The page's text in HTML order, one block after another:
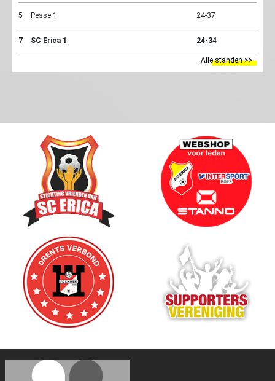
5 Pesse 1 24-37
7 SC Erica 1 24-34
Alle standen >>